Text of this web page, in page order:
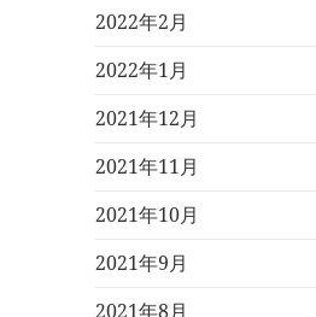
2022年2月
2022年1月
2021年12月
2021年11月
2021年10月
2021年9月
2021年8月